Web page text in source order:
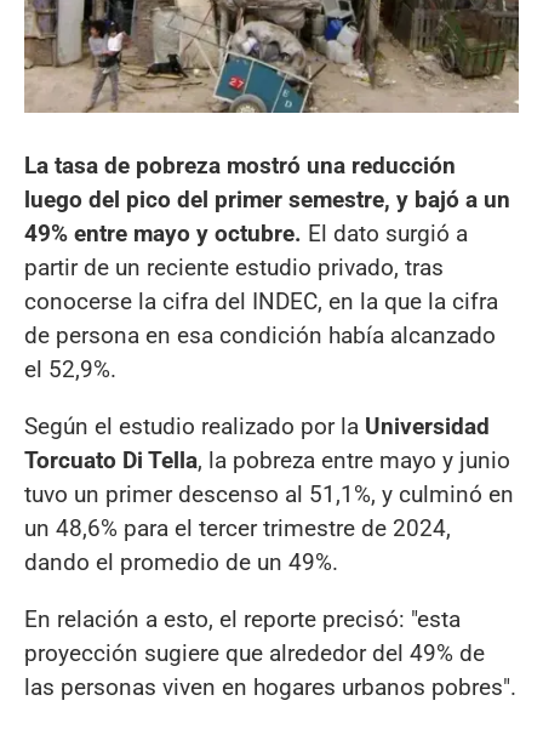
La tasa de pobreza mostró una reducción
luego del pico del primer semestre, y bajó a un
49% entre mayo y octubre. El dato surgió a
partir de un reciente estudio privado, tras
conocerse la cifra del INDEC, en la que la cifra
de persona en esa condición había alcanzado
el 52,9%.
Según el estudio realizado por la Universidad
Torcuato Di Tella, la pobreza entre mayo y junio
tuvo un primer descenso al 51,1%, y culminó en
un 48,6% para el tercer trimestre de 2024,
dando el promedio de un 49%.
En relación a esto, el reporte precisó: "esta
proyección sugiere que alrededor del 49% de
las personas viven en hogares urbanos pobres".